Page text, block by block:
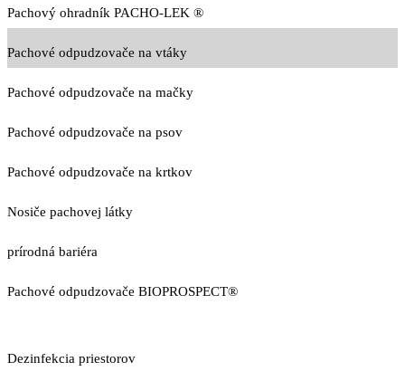
Pachový ohradník PACHO-LEK ®
Pachové odpudzovače na vtáky
Pachové odpudzovače na mačky
Pachové odpudzovače na psov
Pachové odpudzovače na krtkov
Nosiče pachovej látky
prírodná bariéra
Pachové odpudzovače BIOPROSPECT®
Dezinfekcia priestorov